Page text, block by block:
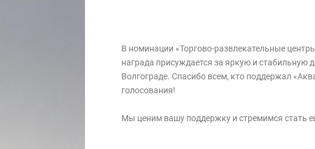
В номинации «Торгово-развлекательные
награда присуждается за яркую и стабильную
Волгограде. Спасибо всем, кто поддержал
голосования!
Мы ценим вашу поддержку и стремимся стать